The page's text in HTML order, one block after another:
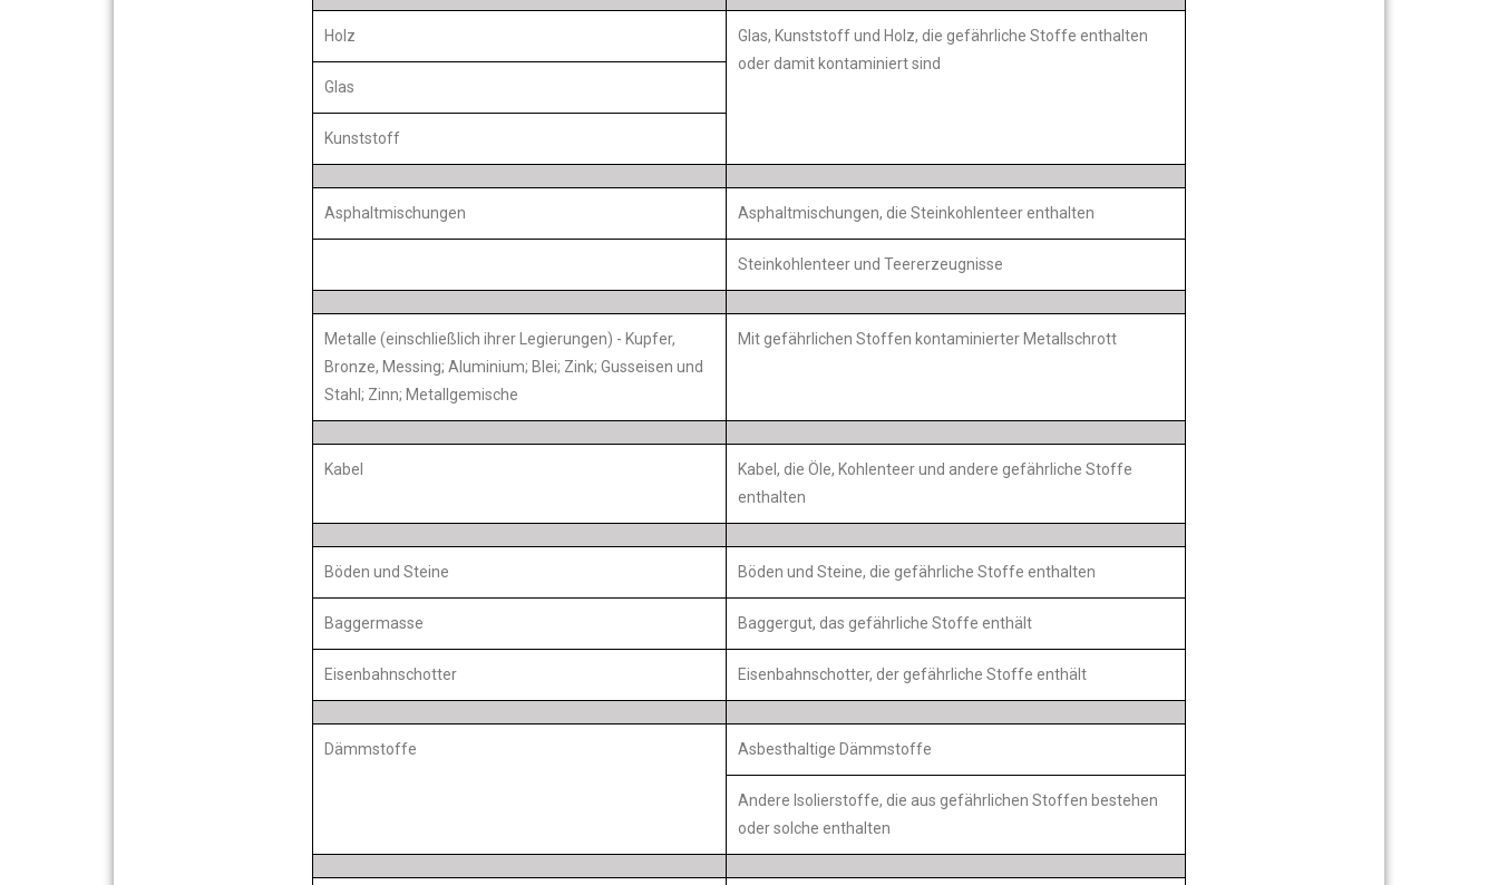
Holz
Glas, Kunststoff und Holz, die gefährliche Stoffe enthalten
oder damit kontaminiert sind
Glas
Kunststoff
Asphaltmischungen Asphaltmischungen, die Steinkohlenteer enthalten
Steinkohlenteer und Teererzeugnisse
Metalle (einschließlich ihrer Legierungen) - Kupfer,
Bronze, Messing; Aluminium; Blei; Zink; Gusseisen und
Stahl; Zinn; Metallgemische
Mit gefährlichen Stoffen kontaminierter Metallschrott
Kabel
Kabel, die Öle, Kohlenteer und andere gefährliche Stoffe
enthalten
Böden und Steine Böden und Steine, die gefährliche Stoffe enthalten
Baggermasse Baggergut, das gefährliche Stoffe enthält
Eisenbahnschotter Eisenbahnschotter, der gefährliche Stoffe enthält
Dämmstoffe Asbesthaltige Dämmstoffe
Andere Isolierstoffe, die aus gefährlichen Stoffen bestehen
oder solche enthalten